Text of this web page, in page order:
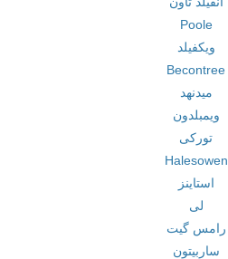
Poole
ویکفیلد
Becontree
میدنهد
ویمبلدون
تورکی
Halesowen
استاینز
لی
رامس گیت
ساربیتون